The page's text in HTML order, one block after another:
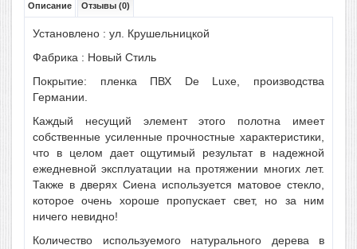
Описание Отзывы (0)
Установлено : ул. Крушельницкой
Фабрика : Новый Стиль
Покрытие: пленка ПВХ De Luxe, производства
Германии.
Каждый несущий элемент этого полотна имеет
собственные усиленные прочностные характеристики,
что в целом дает ощутимый результат в надежной
ежедневной эксплуатации на протяжении многих лет.
Также в дверях Сиена используется матовое стекло,
которое очень хороше пропускает свет, но за ним
ничего невидно!
Количество используемого натурального дерева в